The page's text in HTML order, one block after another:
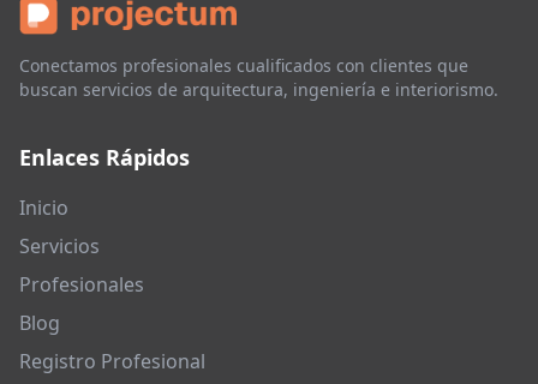
Conectamos profesionales cualificados con clientes que
buscan servicios de arquitectura, ingeniería e interiorismo.
Enlaces Rápidos
Inicio
Servicios
Profesionales
Blog
Registro Profesional